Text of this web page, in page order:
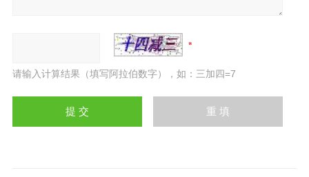
请输入计算结果（填写阿拉伯数字），如：三加四=7